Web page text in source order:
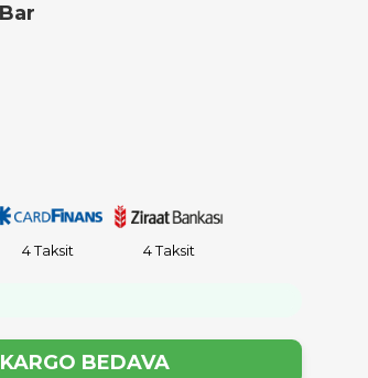
4 Taksit 4 Taksit
KARGO BEDAVA